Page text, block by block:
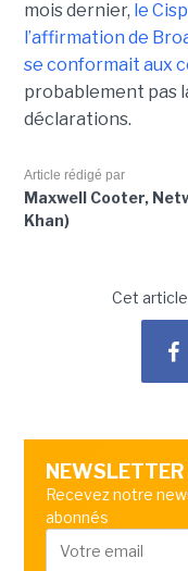
mois dernier, le C
l’affirmation de
se conformait aux
probablement pas
déclarations.
Article rédigé par
Maxwell Cooter,
Khan)
Cet
NEWSLETTER
Recevez notre
abonnés